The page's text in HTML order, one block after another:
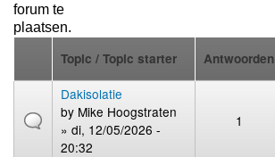
forum te
plaatsen.
Topic / Topic starter Antwoorden
Dakisolatie
by Mike Hoogstraten
» di, 12/05/2026 -
20:32
1